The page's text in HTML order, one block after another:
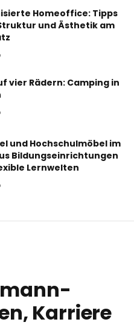
Homeoffice: Tipps
und Ästhetik am
vier Rädern: Camping in
und Hochschulmöbel im
Bildungseinrichtungen
Lernwelten
Karriere